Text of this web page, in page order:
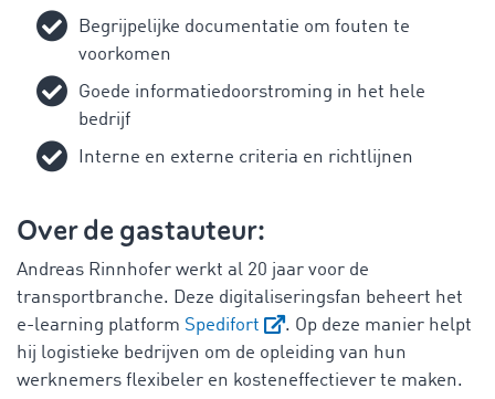
Begrijpelijke documentatie om fouten te
voorkomen
Goede informatiedoorstroming in het hele
bedrijf
Interne en externe criteria en richtlijnen
Over de gastauteur:
Andreas Rinnhofer werkt al 20 jaar voor de
transportbranche. Deze digitaliseringsfan beheert het
e-learning platform Spedifort
. Op deze manier helpt
hij logistieke bedrijven om de opleiding van hun
werknemers flexibeler en kosteneffectiever te maken.